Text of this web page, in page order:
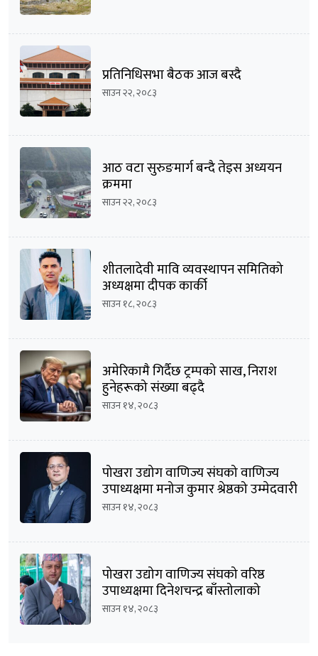
प्रतिनिधिसभा बैठक आज बस्दै
साउन २२, २०८३
आठ वटा सुरुङमार्ग बन्दै तेइस अध्ययन
क्रममा
साउन २२, २०८३
शीतलादेवी मावि व्यवस्थापन समितिको
अध्यक्षमा दीपक कार्की
साउन १८, २०८३
अमेरिकामै गिर्दैछ ट्रम्पको साख, निराश
हुनेहरूको संख्या बढ्दै
साउन १४, २०८३
पोखरा उद्योग वाणिज्य संघको वाणिज्य
उपाध्यक्षमा मनोज कुमार श्रेष्ठको उम्मेदवारी
घोषणा
साउन १४, २०८३
पोखरा उद्योग वाणिज्य संघको वरिष्ठ
उपाध्यक्षमा दिनेशचन्द्र बाँस्तोलाको
उम्मेदवारी घोषणा
साउन १४, २०८३